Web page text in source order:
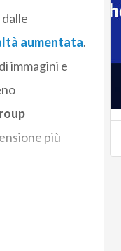
aumentata.
immagini e
più